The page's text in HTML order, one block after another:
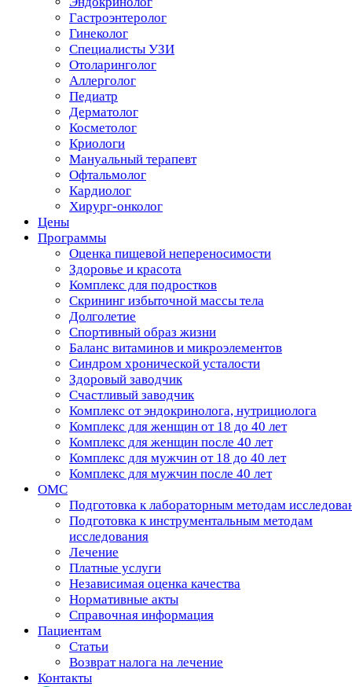
Гастроэнтеролог
Гинеколог
Специалисты УЗИ
Отоларинголог
Аллерголог
Педиатр
Дерматолог
Косметолог
Криологи
Мануальный терапевт
Офтальмолог
Кардиолог
Хирург-онколог
Цены
Программы
Оценка пищевой непереносимости
Здоровье и красота
Комплекс для подростков
Скрининг избыточной массы тела
Долголетие
Спортивный образ жизни
Баланс витаминов и микроэлементов
Синдром хронической усталости
Здоровый заводчик
Счастливый заводчик
Комплекс от эндокринолога, нутрициолога
Комплекс для женщин от 18 до 40 лет
Комплекс для женщин после 40 лет
Комплекс для мужчин от 18 до 40 лет
Комплекс для мужчин после 40 лет
ОМС
Подготовка к лабораторным методам
Подготовка к инструментальным методам
исследования
Лечение
Платные услуги
Независимая оценка качества
Нормативные акты
Справочная информация
Пациентам
Статьи
Возврат налога на лечение
Контакты